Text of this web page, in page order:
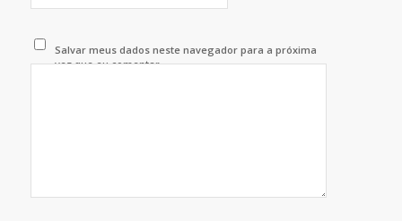
Salvar meus dados neste navegador para a próxima
vez que eu comentar.